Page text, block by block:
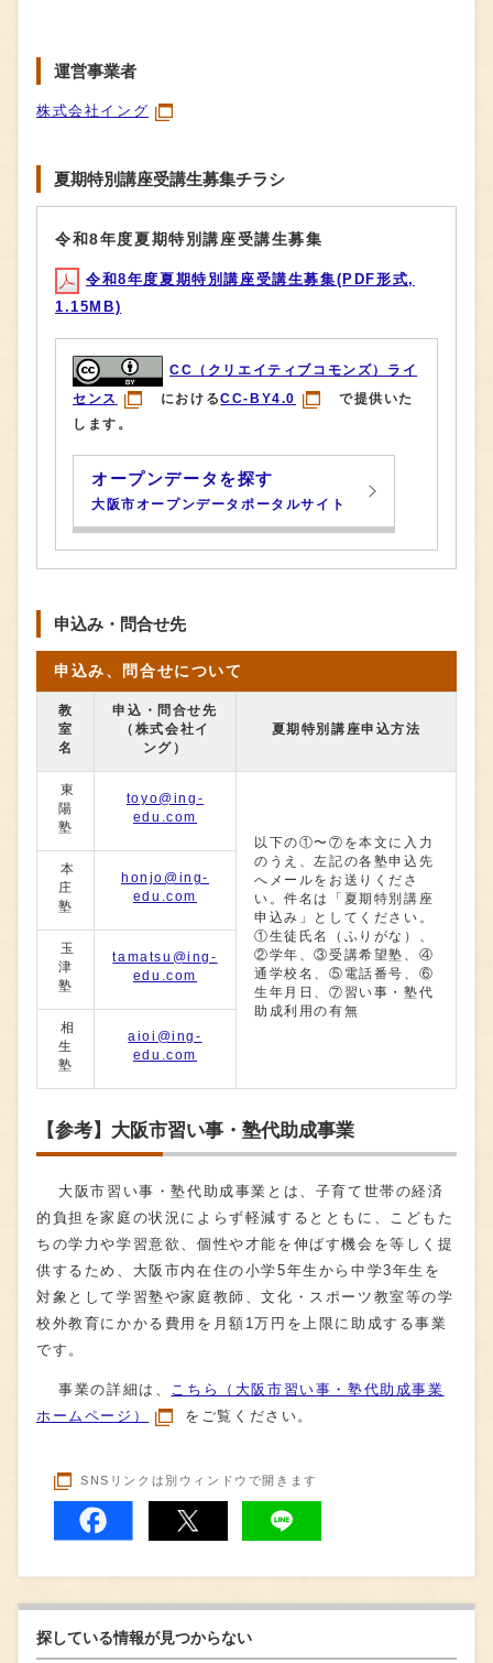
運営事業者
株式会社イング
夏期特別講座受講生募集チラシ
令和8年度夏期特別講座受講生募集
令和8年度夏期特別講座受講生募集(PDF形式,
1.15MB)
CC（クリエイティブコモンズ）ライ
センス
におけるCC-BY4.0
で提供いた
します。
オープンデータを探す
大阪市オープンデータポータルサイト
申込み・問合せ先
申込み、問合せについて
教
室
名
申込・問合せ先
（株式会社イ
ング）
夏期特別講座申込⽅法
東
陽
塾
toyo@ing-
edu.com
以下の①〜⑦を本⽂に⼊⼒
のうえ、左記の各塾申込先
へメールをお送りくださ
い。件名は「夏期特別講座
申込み」としてください。
①⽣徒⽒名（ふりがな）、
②学年、③受講希望塾、④
通学校名、⑤電話番号、⑥
⽣年⽉⽇、⑦習い事・塾代
助成利⽤の有無
本
庄
塾
honjo@ing-
edu.com
玉
津
塾
tamatsu@ing-
edu.com
相
生
塾
aioi@ing-
edu.com
【参考】大阪市習い事・塾代助成事業
大阪市習い事・塾代助成事業とは、子育て世帯の経済
的負担を家庭の状況によらず軽減するとともに、こどもた
ちの学力や学習意欲、個性や才能を伸ばす機会を等しく提
供するため、大阪市内在住の小学5年生から中学3年生を
対象として学習塾や家庭教師、文化・スポーツ教室等の学
校外教育にかかる費用を月額1万円を上限に助成する事業
です。
事業の詳細は、 こちら（大阪市習い事・塾代助成事業
ホームページ）
をご覧ください。
SNSリンクは別ウィンドウで開きます
探している情報が見つからない